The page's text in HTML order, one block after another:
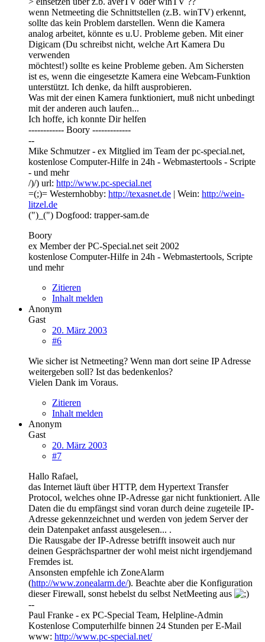
wenn Netmeeting die Schnittstellen (z.B. winTV) erkennt,
sollte das kein Problem darstellen. Wenn die Kamera
analog arbeitet, könnte es u.U. Probleme geben. Mit einer
Digicam (Du schreibst nicht, welche Art Kamera Du
verwenden
möchtest!) sollte es keine Probleme geben. Am Sichersten
ist es, wenn die eingesetzte Kamera eine Webcam-Funktion
unterstützt. Ich denke, da hilft ausprobieren.
Was mit der einen Kamera funktioniert, muß nicht unbedingt
mit der anderen auch laufen...
Ich hoffe, ich konnte Dir helfen
------------ Boory -------------
--
Mike Schmutzer - ex Mitglied im Team der pc-special.net,
kostenlose Computer-Hilfe in 24h - Webmastertools - Scripte
- und mehr
/)/) url: http://www.pc-special.net
=(;)= Westernhobby: http://texasnet.de | Wein: http://wein-
litzel.de
(")_(") Dogfood: trapper-sam.de
Boory
ex Member der PC-Special.net seit 2002
kostenlose Computer-Hilfe in 24h - Webmastertools, Scripte
und mehr
Zitieren
Inhalt melden
Anonym
Gast
20. März 2003
#6
Wie sicher ist Netmeeting? Wenn man dort seine IP Adresse
weitergeben soll? Ist das bedenkenlos?
Vielen Dank im Voraus.
Zitieren
Inhalt melden
Anonym
Gast
20. März 2003
#7
Hallo Rafael,
das Internet läuft über HTTP, dem Hypertext Transfer
Protocol, welches ohne IP-Adresse gar nicht funktioniert. Alle
Daten die du empfängst sind voran durch deine zugeteile IP-
Adresse gekennzeichnet und werden von jedem Server der
dein Datenpaket anfasst ausgelesen... .
Die Rausgabe der IP-Adresse betrifft insoweit auch nur
deinen Gesprächspartner der wohl meist nicht irgendjemand
Fremdes ist.
Ansonsten empfehle ich ZoneAlarm
(http://www.zonealarm.de/). Beachte aber die Konfiguration
dieser Firewall, sonst hebelst du selbst NetMeeting aus
--
Paul Franke - ex PC-Special Team, Helpline-Admin
Kostenlose Computerhilfe binnen 24 Stunden per E-Mail
www: http://www.pc-special.net/